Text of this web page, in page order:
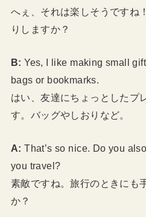
へぇ、それは楽しそうですね
りしますか？
B: Yes, I like making small
bags or bookmarks.
はい、友達にちょっとしたプ
す。バッグやしおりなど。
A: That’s so nice. Do you
you travel?
素敵ですね。旅行のときにも
か？